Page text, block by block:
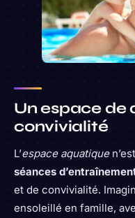
Un espace de
convivialité
L’espace aquatique
séances
et de convivialité.
ensoleillé en famille,